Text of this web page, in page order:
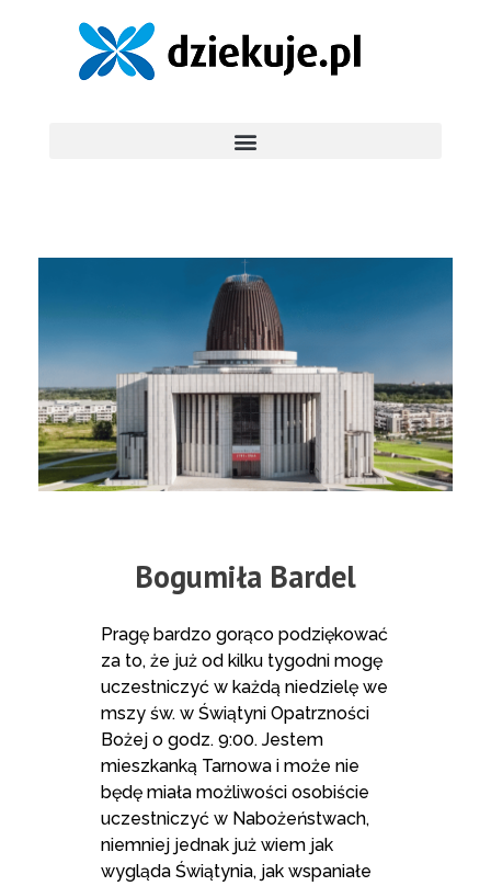
Bogumiła Bardel
Pragę bardzo gorąco podziękować
za to, że już od kilku tygodni mogę
uczestniczyć w każdą niedzielę we
mszy św. w Świątyni Opatrzności
Bożej o godz. 9:00. Jestem
mieszkanką Tarnowa i może nie
będę miała możliwości osobiście
uczestniczyć w Nabożeństwach,
niemniej jednak już wiem jak
wygląda Świątynia, jak wspaniałe